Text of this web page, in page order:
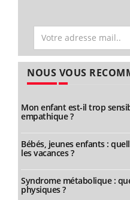
NOUS VOUS
Mon enfant est-il trop
empathique ?
Bébés, jeunes enfants :
les vacances ?
Syndrome métabolique :
physiques ?